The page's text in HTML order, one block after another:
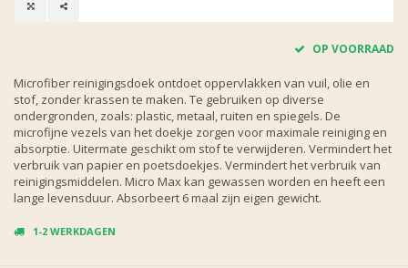
OP VOORRAAD
Microfiber reinigingsdoek ontdoet oppervlakken van vuil, olie en
stof, zonder krassen te maken. Te gebruiken op diverse
ondergronden, zoals: plastic, metaal, ruiten en spiegels. De
microfijne vezels van het doekje zorgen voor maximale reiniging en
absorptie. Uitermate geschikt om stof te verwijderen. Vermindert het
verbruik van papier en poetsdoekjes. Vermindert het verbruik van
reinigingsmiddelen. Micro Max kan gewassen worden en heeft een
lange levensduur. Absorbeert 6 maal zijn eigen gewicht.
1-2 WERKDAGEN